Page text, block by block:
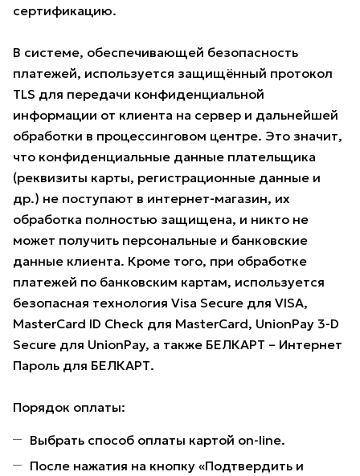
сертификацию.
В системе, обеспечивающей безопасность
платежей, используется защищённый протокол
TLS для передачи конфиденциальной
информации от клиента на сервер и дальнейшей
обработки в процессинговом центре. Это значит,
что конфиденциальные данные плательщика
(реквизиты карты, регистрационные данные и
др.) не поступают в интернет-магазин, их
обработка полностью защищена, и никто не
может получить персональные и банковские
данные клиента. Кроме того, при обработке
платежей по банковским картам, используется
безопасная технология Visa Secure для VISA,
MasterCard ID Check для MasterCard, UnionPay 3-D
Secure для UnionPay, а также БЕЛКАРТ – Интернет
Пароль для БЕЛКАРТ.
Порядок оплаты:
Выбрать способ оплаты картой on-line.
После нажатия на кнопку «Подтвердить и